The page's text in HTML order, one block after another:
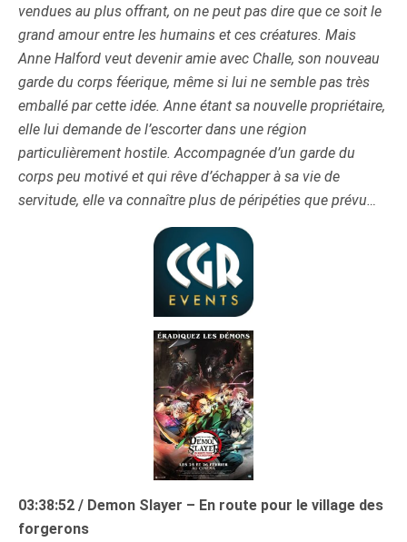
vendues au plus offrant, on ne peut pas dire que ce soit le
grand amour entre les humains et ces créatures. Mais
Anne Halford veut devenir amie avec Challe, son nouveau
garde du corps féerique, même si lui ne semble pas très
emballé par cette idée. Anne étant sa nouvelle propriétaire,
elle lui demande de l’escorter dans une région
particulièrement hostile. Accompagnée d’un garde du
corps peu motivé et qui rêve d’échapper à sa vie de
servitude, elle va connaître plus de péripéties que prévu…
03:38:52 / Demon Slayer – En route pour le village des
forgerons